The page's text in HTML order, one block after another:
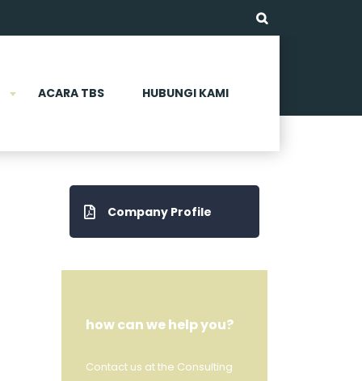
ACARA TBS HUBUNGI KAMI
Company Profile
how can we help you?
Contact us at the Consulting